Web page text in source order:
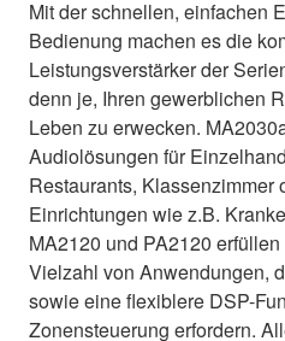
Mit der schnellen, einfachen
Bedienung machen es die
Leistungsverstärker der
denn je, Ihren gewerblichen
Leben zu erwecken.
Audiolösungen für
Restaurants, Klassenzimmer
Einrichtungen wie z.B.
MA2120 und PA2120
Vielzahl von Anwendungen,
sowie eine flexiblere DSP-
Zonensteuerung erfordern.